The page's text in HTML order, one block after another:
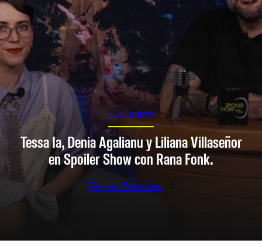
SPOILER SHOW
Tessa Ia, Denia Agalianu y Liliana Villaseñor
en Spoiler Show con Rana Fonk.
Ver en Youtube